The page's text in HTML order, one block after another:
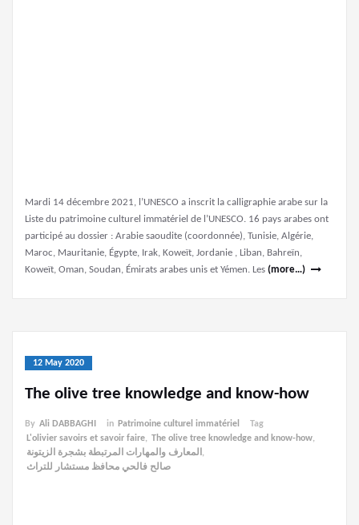
Mardi 14 décembre 2021, l’UNESCO a inscrit la calligraphie arabe sur la
Liste du patrimoine culturel immatériel de l’UNESCO. 16 pays arabes ont
participé au dossier : Arabie saoudite (coordonnée), Tunisie, Algérie,
Maroc, Mauritanie, Égypte, Irak, Koweït, Jordanie , Liban, Bahreïn,
Koweït, Oman, Soudan, Émirats arabes unis et Yémen. Les (more…)
12 May 2020
The olive tree knowledge and know-how
By Ali DABBAGHI in Patrimoine culturel immatériel
Tag
L'olivier savoirs et savoir faire, The olive tree knowledge and know-how,
المعارف والمهارات المرتبطة بشجرة الزيتونة,
صالح فالحي محافظ مستشار للتراث